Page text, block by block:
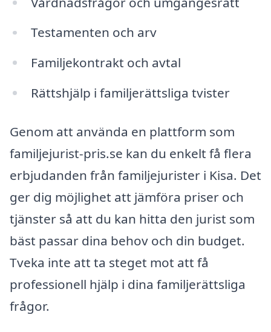
Testamenten och arv
Familjekontrakt och avtal
Rättshjälp i familjerättsliga tvister
Genom att använda en plattform som
familjejurist-pris.se kan du enkelt få flera
erbjudanden från familjejurister i Kisa. Det
ger dig möjlighet att jämföra priser och
tjänster så att du kan hitta den jurist som
bäst passar dina behov och din budget.
Tveka inte att ta steget mot att få
professionell hjälp i dina familjerättsliga
frågor.